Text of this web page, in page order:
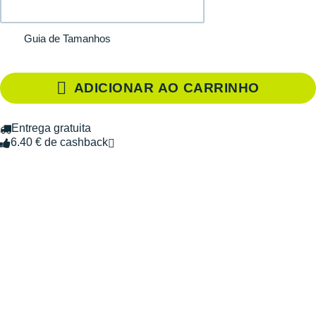
Guia de Tamanhos
ADICIONAR AO CARRINHO
Entrega gratuita
6.40 € de cashback